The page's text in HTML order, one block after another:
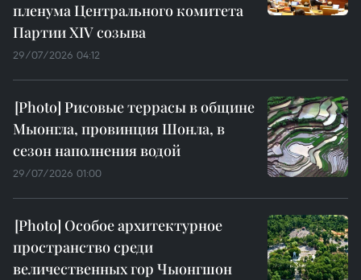
пленума Центрального комитета
Партии XIV созыва
29/07/2026 04:12
Рисовые террасы в общине
Мыонгла, провинция Шонла, в
сезон наполнения водой
29/07/2026 01:00
Особое архитектурное
пространство среди
величественных гор Чыонгшон